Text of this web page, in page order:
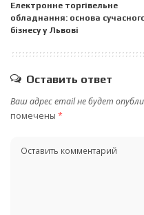
Електронне торгівельне
обладнання: основа
бізнесу у Львові
Оставить ответ
Ваш адрес email не будет
помечены *